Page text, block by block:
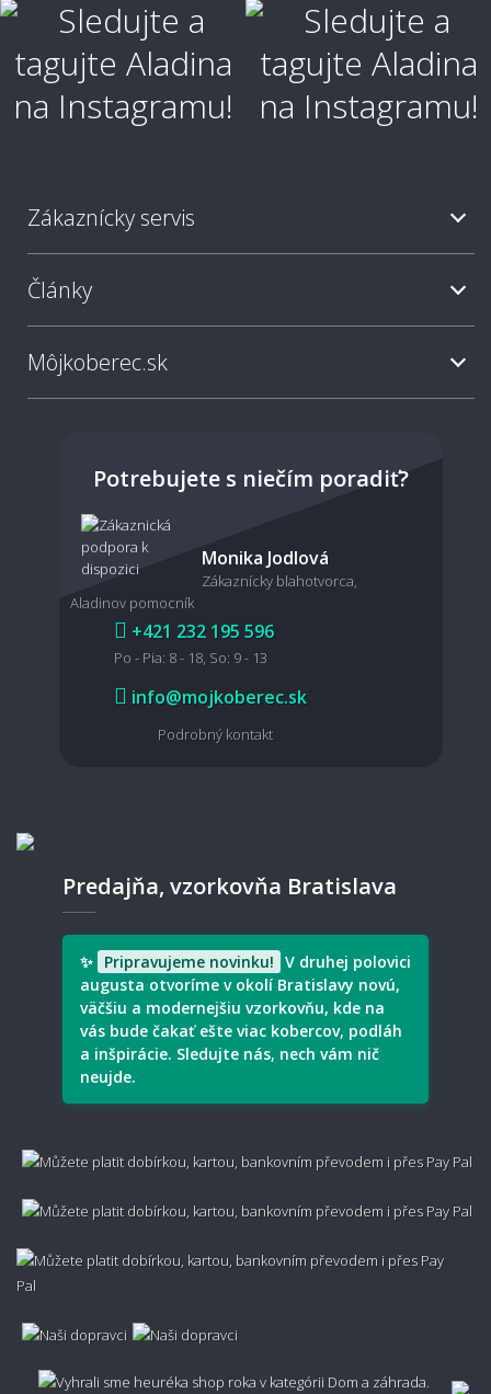
Zákaznícky servis
Články
Môjkoberec.sk
Potrebujete s niečím poradiť?
Monika Jodlová
Zákaznícky blahotvorca,
Aladinov pomocník
+421 232 195 596
Po - Pia: 8 - 18, So: 9 - 13
info@mojkoberec.sk
Podrobný kontakt
Predajňa, vzorkovňa Bratislava
✨ Pripravujeme novinku! V druhej polovici
augusta otvoríme v okolí Bratislavy novú,
väčšiu a modernejšiu vzorkovňu, kde na
vás bude čakať ešte viac kobercov, podláh
a inšpirácie. Sledujte nás, nech vám nič
neujde.